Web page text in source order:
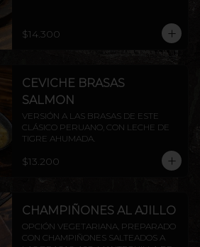
$14.300
CEVICHE BRASAS
SALMON
VERSIÓN A LAS BRASAS DE ESTE
CLÁSICO PERUANO, CON LECHE DE
TIGRE AHUMADA.
$13.200
CHAMPIÑONES AL AJILLO
OPCIÓN VEGETARIANA, PREPARADO
CON CHAMPIÑONES SALTEADOS A